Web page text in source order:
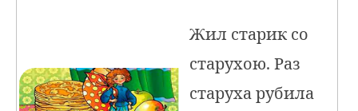
Жил старик со
старухою. Раз
старуха рубила